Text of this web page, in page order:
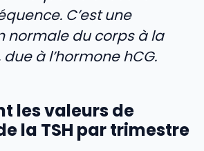
C’est une
normale du corps à la
à l’hormone hCG.
les valeurs de
la TSH par trimestre